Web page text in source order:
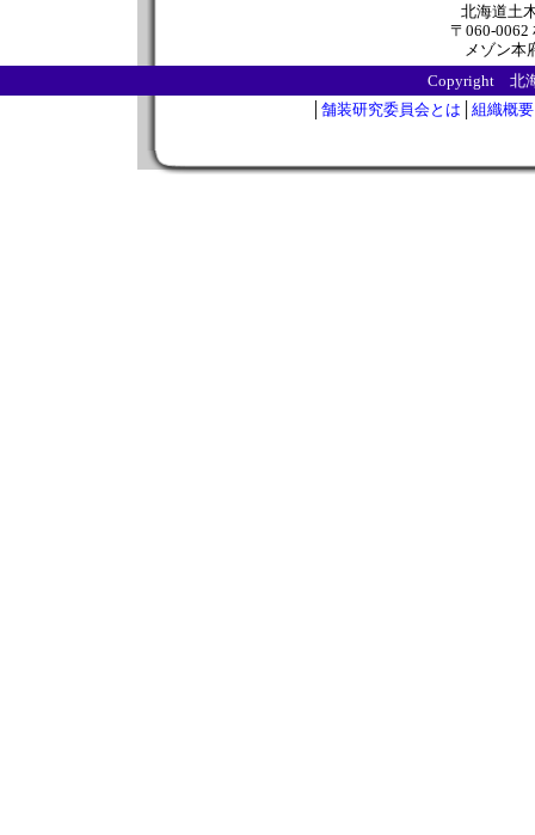
北海道土
〒060-0062
メゾン本
Copyright 北
舗装研究委員会とは 組織概要